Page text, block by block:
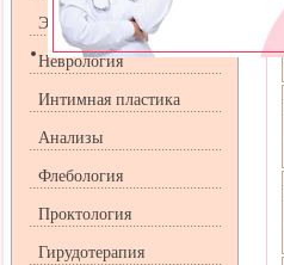
Эндокринология
Неврология
Интимная пластика
Анализы
Флебология
Проктология
Гирудотерапия